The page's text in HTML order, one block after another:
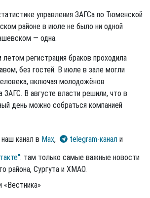
управления ЗАГСа по Тюменской
районе в июле не было ни одной
— одна.
регистрация браков проходила
без гостей. В июле в зале могли
включая молодожёнов
ЗАГС. В августе власти решили, что в
день можно собраться компанией
канал в Max, telegram-канал и
: там только самые важные новости
района, Сургута и ХМАО.